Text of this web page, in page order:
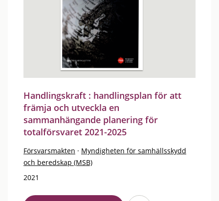
Handlingskraft : handlingsplan för att
främja och utveckla en
sammanhängande planering för
totalförsvaret 2021-2025
Försvarsmakten · Myndigheten för samhällsskydd
och beredskap (MSB)
2021